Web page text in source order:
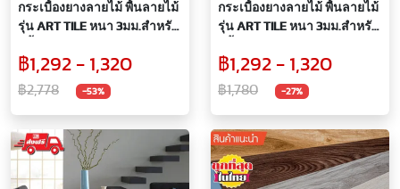
กระเบื้องยางลายไม้ พื้นลายไม้
รุ่น ART TILE หนา 3มม.สำหรับ
3฿1,292 - 1,320
฿2,778 -53%
กระเบื้องยางลายไม้ พื้นลายไม้
รุ่น ART TILE หนา 3มม.สำหรับ
฿1,292 - 1,320
฿1,780 -27%